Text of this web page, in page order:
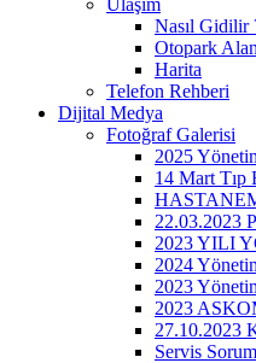
Nasıl Gidilir
Otopark
Harita
Telefon Rehberi
Dijital Medya
Fotoğraf Galerisi
2025
14 Mart Tıp
22.03.2023
2023 YILI
2024
2023
2023
27.10.2023
Servis